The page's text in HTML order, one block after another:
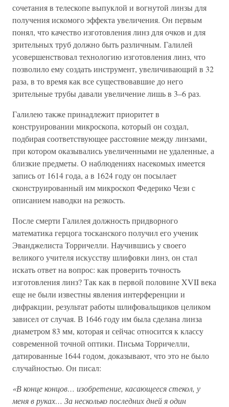
сочетания в телескопе выпуклой и вогнутой линзы для
получения искомого эффекта увеличения. Он первым
понял, что качество изготовления линз для очков и для
зрительных труб должно быть различным. Галилей
усовершенствовал технологию изготовления линз, что
позволило ему создать инструмент, увеличивающий в 32
раза, в то время как все существовавшие до него
зрительные трубы давали увеличение лишь в 3–6 раз.
Галилею также принадлежит приоритет в
конструировании микроскопа, который он создал,
подбирая соответствующее расстояние между линзами,
при котором оказывались увеличенными не удаленные, а
близкие предметы. О наблюдениях насекомых имеется
запись от 1614 года, а в 1624 году он посылает
сконструированный им микроскоп Федерико Чези с
описанием наводки на резкость.
После смерти Галилея должность придворного
математика герцога тосканского получил его ученик
Эванджелиста Торричелли. Научившись у своего
великого учителя искусству шлифовки линз, он стал
искать ответ на вопрос: как проверить точность
изготовления линз? Так как в первой половине XVII века
еще не были известны явления интерференции и
дифракции, результат работы шлифовальщиков целиком
зависел от случая. В 1646 году им была сделана линза
диаметром 83 мм, которая и сейчас относится к классу
современной точной оптики. Письма Торричелли,
датированные 1644 годом, доказывают, что это не было
случайностью. Он писал:
«В конце концов… изобретение, касающееся стекол, у
меня в руках… За несколько последних дней я один